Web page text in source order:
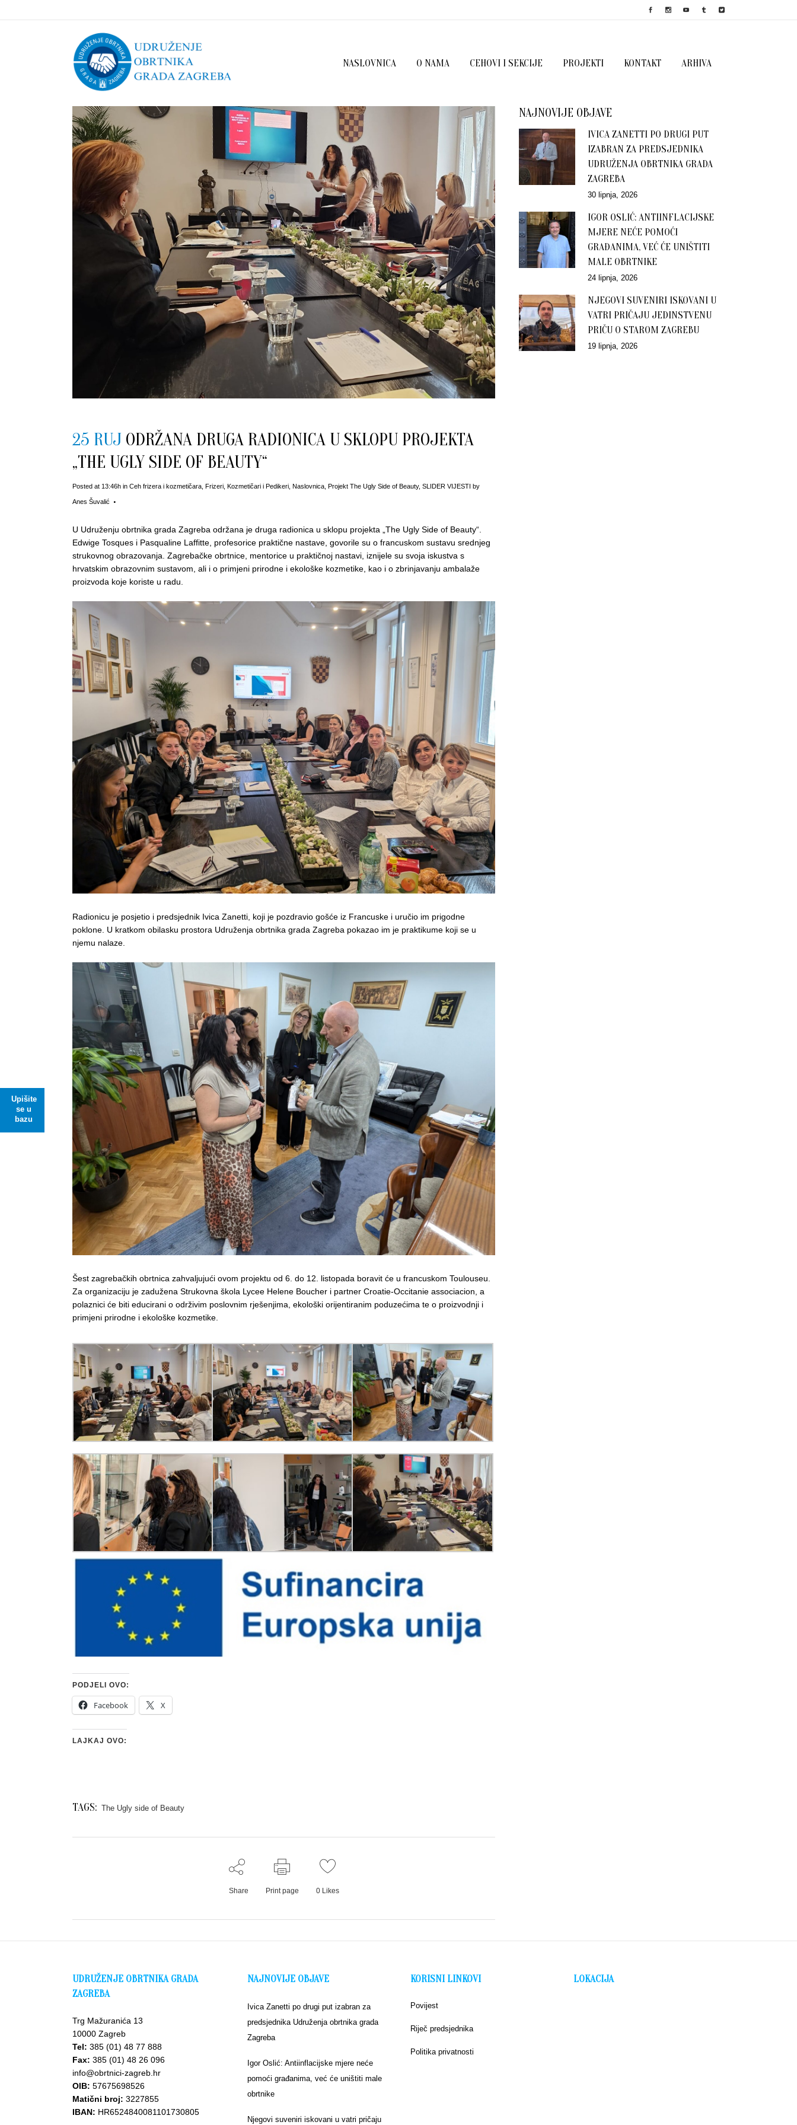
NASLOVNICA O NAMA CEHOVI I SEKCIJE PROJEKTI KONTAKT ARHIVA
Upišite
se u
bazu
25 RUJ ODRŽANA DRUGA RADIONICA U SKLOPU PROJEKTA
„THE UGLY SIDE OF BEAUTY“
Posted at 13:46h in Ceh frizera i kozmetičara Frizeri Kozmetičari i Pedikeri Naslovnica Projekt The Ugly Side of Beauty, SLIDER VIJESTI by
Anes Šuvalić
U Udruženju obrtnika grada Zagreba održana je druga radionica u sklopu projekta „The Ugly Side of Beauty“.
Edwige Tosques i Pasqualine Laffitte, profesorice praktične nastave, govorile su o francuskom sustavu srednjeg
strukovnog obrazovanja. Zagrebačke obrtnice, mentorice u praktičnoj nastavi, iznijele su svoja iskustva s
hrvatskim obrazovnim sustavom, ali i o primjeni prirodne i ekološke kozmetike, kao i o zbrinjavanju ambalaže
proizvoda koje koriste u radu.
Radionicu je posjetio i predsjednik Ivica Zanetti, koji je pozdravio gošće iz Francuske i uručio im prigodne
poklone. U kratkom obilasku prostora Udruženja obrtnika grada Zagreba pokazao im je praktikume koji se u
njemu nalaze.
Šest zagrebačkih obrtnica zahvaljujući ovom projektu od 6. do 12. listopada boravit će u francuskom Toulouseu.
Za organizaciju je zadužena Strukovna škola Lycee Helene Boucher i partner Croatie-Occitanie associacion, a
polaznici će biti educirani o održivim poslovnim rješenjima, ekološki orijentiranim poduzećima te o proizvodnji i
primjeni prirodne i ekološke kozmetike.
PODJELI OVO:
Facebook X
LAJKAJ OVO:
TAGS: The Ugly side of Beauty
Share Print page 0Likes
NAJNOVIJE OBJAVE
IVICA ZANETTI PO DRUGI PUT
IZABRAN ZA PREDSJEDNIKA
UDRUŽENJA OBRTNIKA GRADA
ZAGREBA
30 lipnja, 2026
IGOR OSLIĆ: ANTIINFLACIJSKE
MJERE NEĆE POMOĆI
GRAĐANIMA, VEĆ ĆE UNIŠTITI
MALE OBRTNIKE
24 lipnja, 2026
NJEGOVI SUVENIRI ISKOVANI U
VATRI PRIČAJU JEDINSTVENU
PRIČU O STAROM ZAGREBU
19 lipnja, 2026
UDRUŽENJE OBRTNIKA GRADA
ZAGREBA
Trg Mažuranića 13
10000 Zagreb
Tel: 385 (01) 48 77 888
Fax: 385 (01) 48 26 096
info@obrtnici-zagreb.hr
OIB: 57675698526
Matični broj: 3227855
IBAN: HR6524840081101730805
NAJNOVIJE OBJAVE
Ivica Zanetti po drugi put izabran za
predsjednika Udruženja obrtnika grada
Zagreba
Igor Oslić: Antiinflacijske mjere neće
pomoći građanima, već će uništiti male
obrtnike
Njegovi suveniri iskovani u vatri pričaju
KORISNI LINKOVI
Povijest
Riječ predsjednika
Politika privatnosti
LOKACIJA